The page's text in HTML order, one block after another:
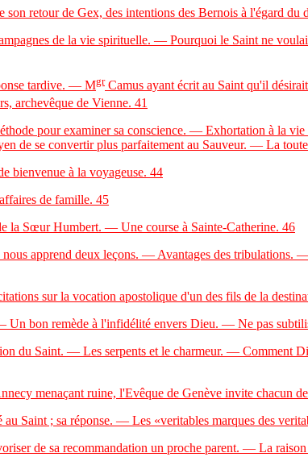
retour de Gex, des intentions des Bernois à l'égard du
de la vie spirituelle. — Pourquoi le Saint ne
tardive. — MgrCamus ayant écrit au Saint qu'il
archevêque de Vienne. 41
pour examiner sa conscience. — Exhortation à la
se convertir plus parfaitement au Sauveur. — La
bienvenue à la voyageuse. 44
de famille. 45
la Sœur Humbert. — Une course à Sainte-Catherine. 46
apprend deux leçons. — Avantages des tribulations.
sur la vocation apostolique d'un des fils de la
Un bon remède à l'infidélité envers Dieu. — Ne pas
du Saint. — Les serpents et le charmeur. — Comment
menaçant ruine, l'Evêque de Genève invite chacun
Saint ; sa réponse. — Les «veritables marques des
de sa recommandation un proche parent. — La